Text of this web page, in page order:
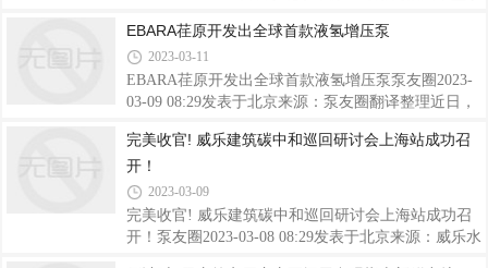
到格兰富商业建筑事业部的两位大咖，聊聊新品背后
的故事。01泵友圈：方总，奥克森，您们好，3月1日
格兰富发布了静源端吸泵新品，据我们了解，每一
低扬程泵站而言，尤其是排涝泵站由于其功能任务的
要求，泵组的可靠性、稳定性和应急响应能力十分重
要。因此，在泵组的选型和设计时，如何充分协调和
处理泵组技术先进性、高效性和泵组稳定性、可靠性
的先进技术主要可分为以下几类:01轴流泵叶片角度液
压调节技术１.技术优点(１) 降低配套电动机功率 在
泵组起动和高扬程下运行时，可以通过液
EBARA荏原开发出全球首款液氢增压泵
2023-03-11
EBARA荏原开发出全球首款液氢增压泵泵友圈2023-
03-09 08:29发表于北京来源：泵友圈翻译整理近日，
了世界上第一台用于氢发电的液氢增压泵，以适应全
球氢市场的扩张需要。根据
IRENA（InternationalRenewableEnergyAgency，国际
可再生能源机构）2022年的公告，预计到2050年，世
界能源贸易中超过10%将基于氢。此外，全球氢市场
完美收官! 威乐建筑碳中和巡回研讨会上海站成功召
开！
2023-03-09
完美收官! 威乐建筑碳中和巡回研讨会上海站成功召
开！泵友圈2023-03-08 08:29发表于北京来源：威乐水